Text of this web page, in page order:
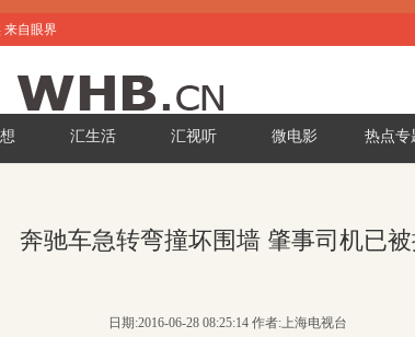
来自眼界
汇生活 汇视听 微电影 热点专
奔驰车急转弯撞坏围墙 肇事司机已被
日期:2016-06-28 08:25:14 作者:上海电视台